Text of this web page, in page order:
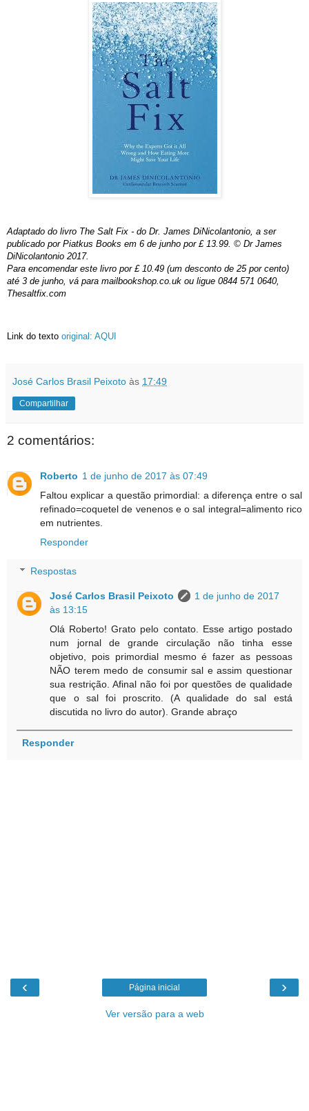
Adaptado do livro The Salt Fix - do Dr. James DiNicolantonio, a ser
publicado por Piatkus Books em 6 de junho por £ 13.99. © Dr James
DiNicolantonio 2017.
Para encomendar este livro por £ 10.49 (um desconto de 25 por cento)
até 3 de junho, vá para mailbookshop.co.uk ou ligue 0844 571 0640,
Thesaltfix.com
Link do texto original: AQUI
José Carlos Brasil Peixoto às 17:49
Compartilhar
2 comentários:
Roberto 1 de junho de 2017 às 07:49
Faltou explicar a questão primordial: a diferença entre o sal
refinado=coquetel de venenos e o sal integral=alimento rico
em nutrientes.
Responder
Respostas
José Carlos Brasil Peixoto
1 de junho de 2017
às 13:15
Olá Roberto! Grato pelo contato. Esse artigo postado
num jornal de grande circulação não tinha esse
objetivo, pois primordial mesmo é fazer as pessoas
NÃO terem medo de consumir sal e assim questionar
sua restrição. Afinal não foi por questões de qualidade
que o sal foi proscrito. (A qualidade do sal está
discutida no livro do autor). Grande abraço
Responder
‹ ›
Página inicial
Ver versão para a web